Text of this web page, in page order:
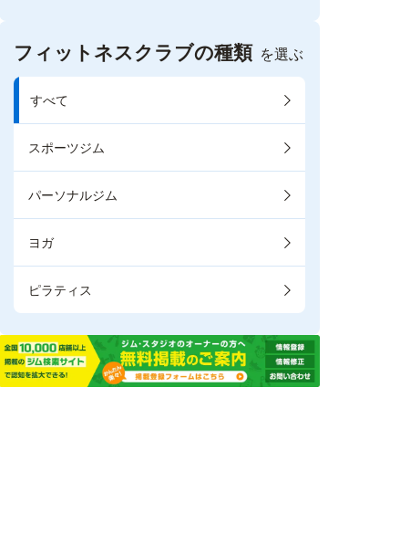
フィットネスクラブの種類 を選ぶ
すべて
スポーツジム
パーソナルジム
ヨガ
ピラティス